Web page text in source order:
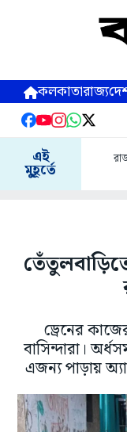
কলকাতারাজ্য
এই
মুহূর্তে
ড্রেনের
বাসিন্দারা।
এজন্য পাড়ায়